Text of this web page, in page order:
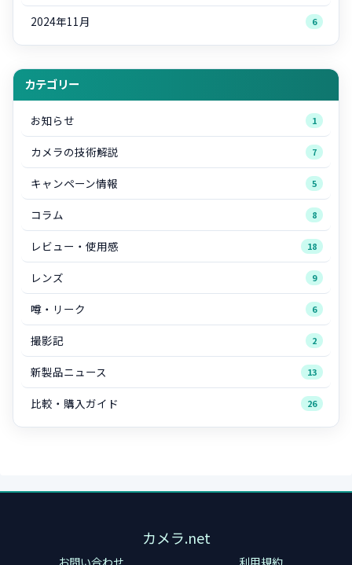
2024年11月 6
カテゴリー
お知らせ 1
カメラの技術解説 7
キャンペーン情報 5
コラム 8
レビュー・使用感 18
レンズ 9
噂・リーク 6
撮影記 2
新製品ニュース 13
比較・購入ガイド 26
カメラ.net
お問い合わせ 利用規約